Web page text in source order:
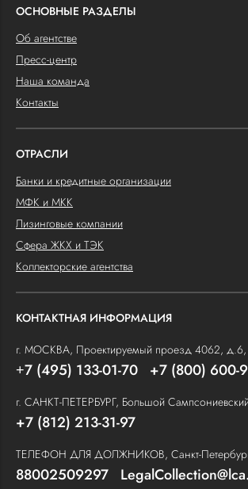
ОСНОВНЫЕ РАЗДЕЛЫ
Об агентстве
Пресс-центр
Наша команда
Контакты
ОТРАСЛИ
Банки и кредитные организации
МФК и МКК
Лизинговые компании
Сфера ЖКХ и ТЭК
Коллекторские агентства
КОНТАКТНАЯ ИНФОРМАЦИЯ
г. МОСКВА, Проектируемый проезд 4062, д.6,
+7 (495) 133-01-70 +7 (800) 600-
г. САНКТ-ПЕТЕРБУРГ, Большой
+7 (812) 213-31-97
ТЕЛЕФОН ДЛЯ ДОЛЖНИКОВ, Санкт-
88002509297